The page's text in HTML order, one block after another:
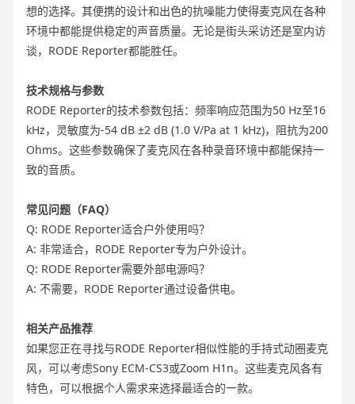
想的选择。其便携的设计和出色的抗噪能力使得麦克风在各种
环境中都能提供稳定的声音质量。无论是街头采访还是室内访
谈，RODE Reporter都能胜任。
技术规格与参数
RODE Reporter的技术参数包括：频率响应范围为50 Hz至16
kHz，灵敏度为-54 dB ±2 dB (1.0 V/Pa at 1 kHz)，阻抗为200
Ohms。这些参数确保了麦克风在各种录音环境中都能保持一
致的音质。
常见问题（FAQ）
Q: RODE Reporter适合户外使用吗？
A: 非常适合，RODE Reporter专为户外设计。
Q: RODE Reporter需要外部电源吗？
A: 不需要，RODE Reporter通过设备供电。
相关产品推荐
如果您正在寻找与RODE Reporter相似性能的手持式动圈麦克
风，可以考虑Sony ECM-CS3或Zoom H1n。这些麦克风各有
特色，可以根据个人需求来选择最适合的一款。